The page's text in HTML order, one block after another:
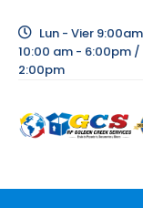
Lun - Vier
10:00 am - 6:00pm
2:00pm